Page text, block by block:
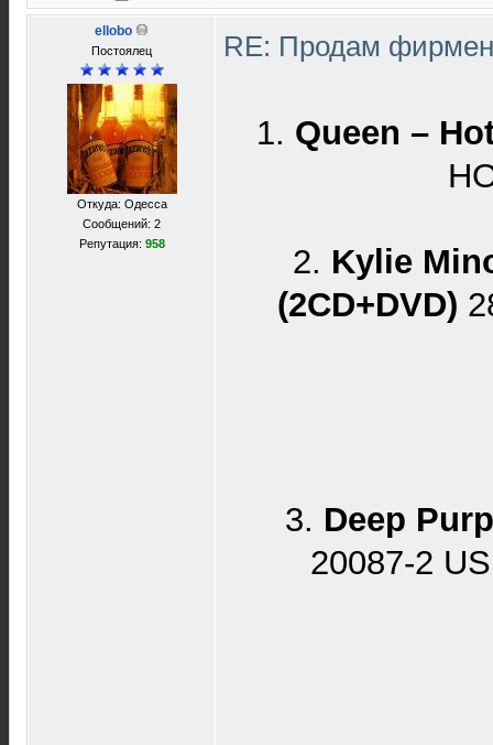
ellobo
Постоялец
Откуда: Одесса
Сообщений: 2
Репутация: 958
RE: Продам
1. Queen ‎–
2. Kylie
(2CD+DVD)
3. Deep
20087-2